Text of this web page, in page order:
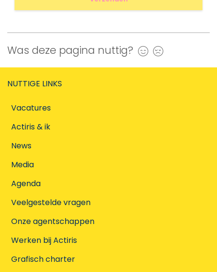
Was deze pagina nuttig? Ja
NUTTIGE LINKS
Vacatures
Actiris & ik
News
Media
Agenda
Veelgestelde vragen
Onze agentschappen
Werken bij Actiris
Grafisch charter